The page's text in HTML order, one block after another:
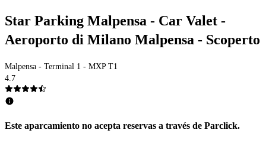
Star Parking Malpensa - Car Valet -
Aeroporto di Milano Malpensa - Scoperto
Malpensa - Terminal 1 - MXP T1
4.7
Este aparcamiento no acepta reservas a través de Parclick.